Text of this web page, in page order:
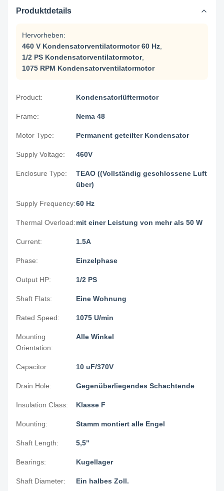
Produktdetails
Hervorheben:
460 V Kondensatorventilatormotor 60 Hz
1/2 PS Kondensatorventilatormotor,
1075 RPM Kondensatorventilatormotor
Product: Kondensatorlüftermotor
Frame: Nema 48
Motor Type: Permanent geteilter Kondensator
Supply Voltage: 460V
Enclosure Type:
TEAO ((Vollständig geschlossene Luft
über)
Supply Frequency:60 Hz
Thermal Overload:mit einer Leistung von mehr als 50 W
Current: 1.5A
Phase: Einzelphase
Output HP: 1/2 PS
Shaft Flats: Eine Wohnung
Rated Speed: 1075 U/min
Mounting
Orientation:
Alle Winkel
Capacitor: 10 uF/370V
Drain Hole: Gegenüberliegendes Schachtende
Insulation Class: Klasse F
Mounting: Stamm montiert alle Engel
Shaft Length: 5,5"
Bearings: Kugellager
Shaft Diameter: Ein halbes Zoll.